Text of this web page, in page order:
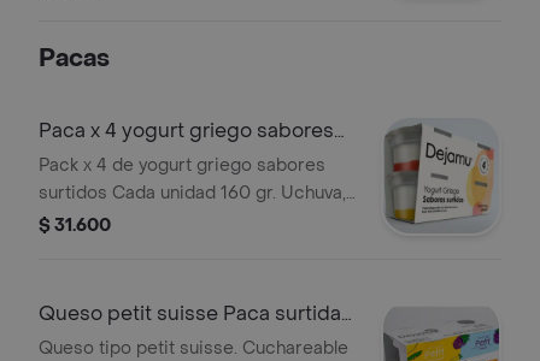
Pacas
Paca x 4 yogurt griego sabores
x160 gr
Pack x 4 de yogurt griego sabores
surtidos Cada unidad 160 gr. Uchuva,
fresa, frutos amarillos y mora
$ 31.600
Queso petit suisse Paca surtida
x4
Queso tipo petit suisse. Cuchareable